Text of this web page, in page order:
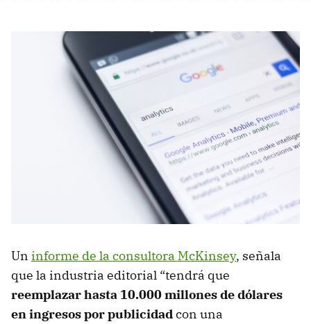
Un informe de la consultora McKinsey, señala
que la industria editorial “tendrá que
reemplazar hasta 10.000 millones de dólares
en ingresos por publicidadcon una